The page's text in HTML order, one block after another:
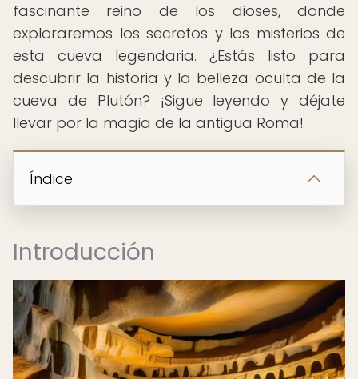
fascinante reino de los dioses, donde
exploraremos los secretos y los misterios de
esta cueva legendaria. ¿Estás listo para
descubrir la historia y la belleza oculta de la
cueva de Plutón? ¡Sigue leyendo y déjate
llevar por la magia de la antigua Roma!
Índice
Introducción